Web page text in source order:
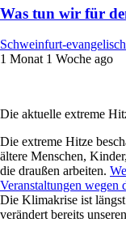
Was tun wir für
Schweinfurt-
1 Monat 1 Woche ago
Die aktuelle extreme
Die extreme Hitze
ältere Menschen,
die draußen arbeiten.
Veranstaltungen wegen
Die Klimakrise ist
verändert bereits